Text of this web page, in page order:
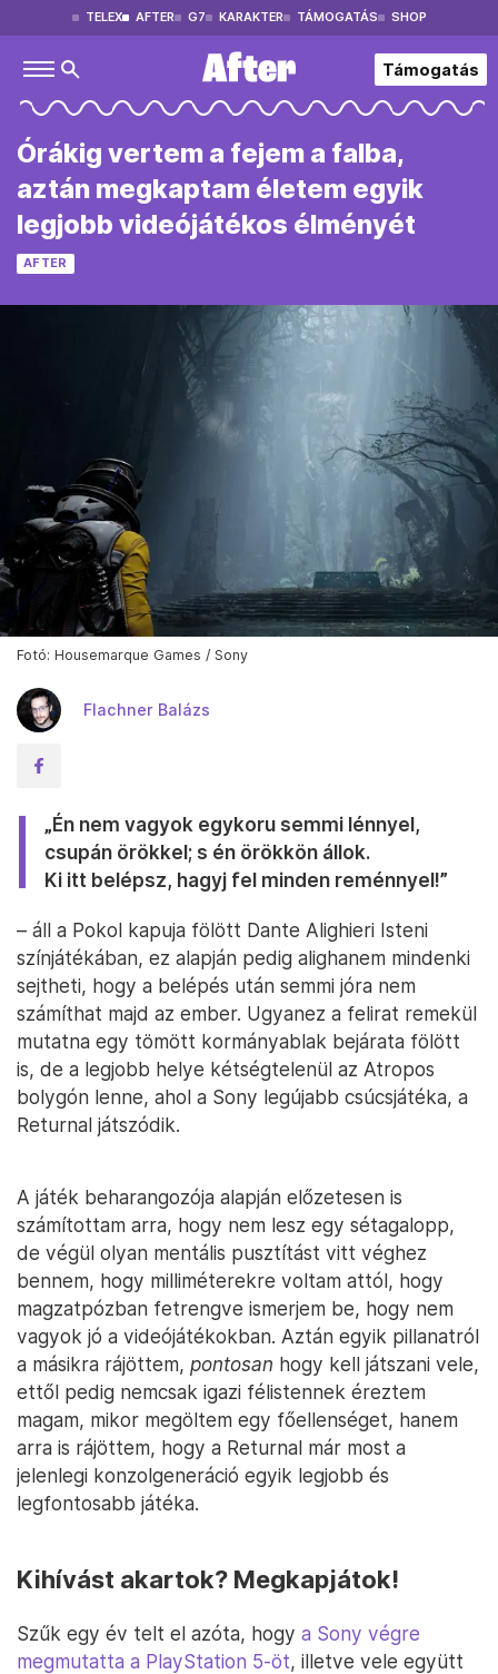
TELEX AFTER G7 KARAKTER TÁMOGATÁS SHOP
Támogatás
Órákig vertem a fejem a falba,
aztán megkaptam életem egyik
legjobb videójátékos élményét
AFTER
Fotó: Housemarque Games / Sony
Flachner Balázs
„Én nem vagyok egykoru semmi lénnyel,
csupán örökkel; s én örökkön állok.
Ki itt belépsz, hagyj fel minden reménnyel!”
– áll a Pokol kapuja fölött Dante Alighieri Isteni
színjátékában, ez alapján pedig alighanem mindenki
sejtheti, hogy a belépés után semmi jóra nem
számíthat majd az ember. Ugyanez a felirat remekül
mutatna egy tömött kormányablak bejárata fölött
is, de a legjobb helye kétségtelenül az Atropos
bolygón lenne, ahol a Sony legújabb csúcsjátéka, a
Returnal játszódik.
A játék beharangozója alapján előzetesen is
számítottam arra, hogy nem lesz egy sétagalopp,
de végül olyan mentális pusztítást vitt véghez
bennem, hogy milliméterekre voltam attól, hogy
magzatpózban fetrengve ismerjem be, hogy nem
vagyok jó a videójátékokban. Aztán egyik pillanatról
a másikra rájöttem, pontosan hogy kell játszani vele,
ettől pedig nemcsak igazi félistennek éreztem
magam, mikor megöltem egy főellenséget, hanem
arra is rájöttem, hogy a Returnal már most a
jelenlegi konzolgeneráció egyik legjobb és
legfontosabb játéka.
Kihívást akartok? Megkapjátok!
Szűk egy év telt el azóta, hogy a Sony végre
megmutatta a PlayStation 5-öt, illetve vele együtt